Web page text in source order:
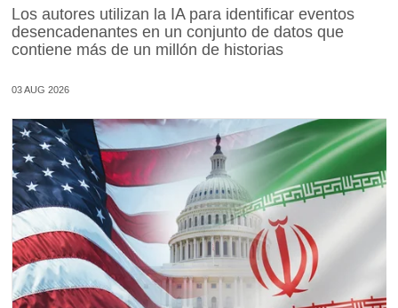
Los autores utilizan la IA para identificar eventos
desencadenantes en un conjunto de datos que
contiene más de un millón de historias
03 AUG 2026